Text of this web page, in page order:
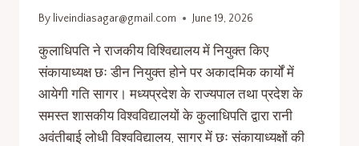
By liveindiasagar@gmail.com June 19, 2026
कुलाधिपति ने राजकीय विश्विद्यालय में नियुक्त किए
संकायाध्यक्ष छः डीन नियुक्त होने पर अकादमिक कार्यों में
आयेगी गति सागर। मध्यप्रदेश के राज्यपाल तथा प्रदेश के
समस्त शासकीय विश्वविद्यालयों के कुलाधिपति द्वारा रानी
अवंतीबाई लोधी विश्वविद्यालय, सागर में छः संकायाध्यक्षों की